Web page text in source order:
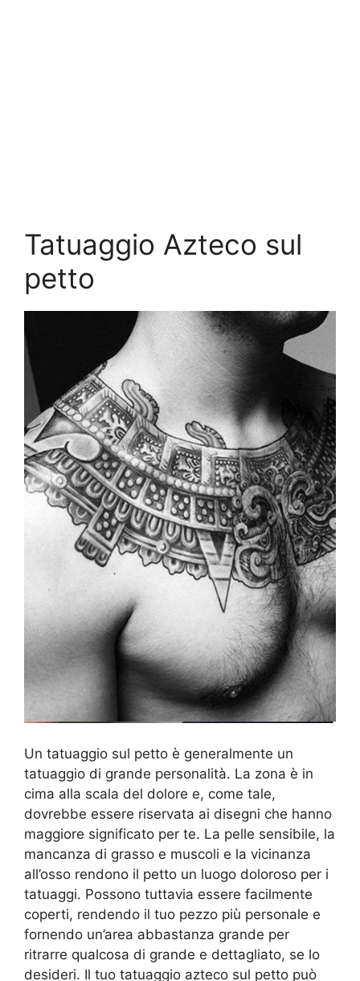
Tatuaggio Azteco sul
petto
Un tatuaggio sul petto è generalmente un
tatuaggio di grande personalità. La zona è in
cima alla scala del dolore e, come tale,
dovrebbe essere riservata ai disegni che hanno
maggiore significato per te. La pelle sensibile, la
mancanza di grasso e muscoli e la vicinanza
all’osso rendono il petto un luogo doloroso per i
tatuaggi. Possono tuttavia essere facilmente
coperti, rendendo il tuo pezzo più personale e
fornendo un’area abbastanza grande per
ritrarre qualcosa di grande e dettagliato, se lo
desideri. Il tuo tatuaggio azteco sul petto può